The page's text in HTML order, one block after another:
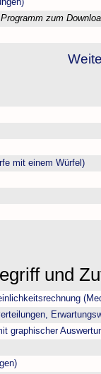
Programm zum
mit einem Würfel)
und
graphischer